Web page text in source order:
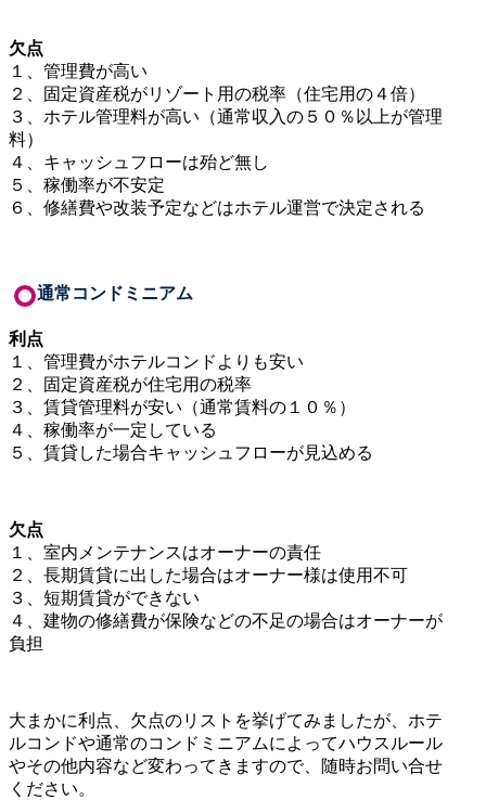
欠点
１、管理費が高い
２、固定資産税がリゾート用の税率（住宅用の４倍）
３、ホテル管理料が高い（通常収入の５０％以上が管理
料）
４、キャッシュフローは殆ど無し
５、稼働率が不安定
６、修繕費や改装予定などはホテル運営で決定される
通常コンドミニアム
利点
１、管理費がホテルコンドよりも安い
２、固定資産税が住宅用の税率
３、賃貸管理料が安い（通常賃料の１０％）
４、稼働率が一定している
５、賃貸した場合キャッシュフローが見込める
欠点
１、室内メンテナンスはオーナーの責任
２、長期賃貸に出した場合はオーナー様は使用不可
３、短期賃貸ができない
４、建物の修繕費が保険などの不足の場合はオーナーが
負担
大まかに利点、欠点のリストを挙げてみましたが、ホテ
ルコンドや通常のコンドミニアムによってハウスルール
やその他内容など変わってきますので、随時お問い合せ
ください。